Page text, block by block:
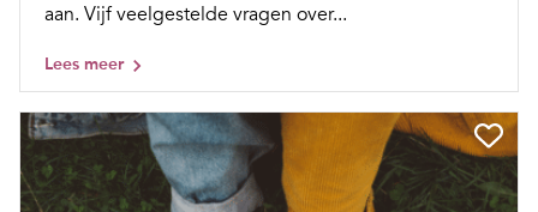
aan. Vijf veelgestelde vragen over...
Lees meer